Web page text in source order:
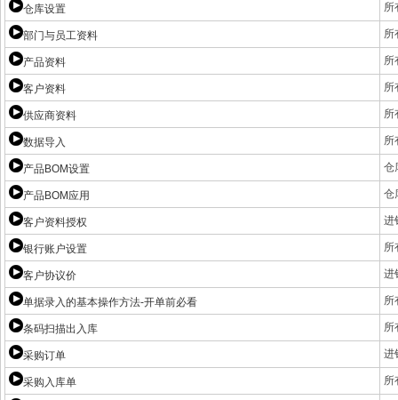
仓库设置 所
部门与员工资料 所
产品资料 所
客户资料 所
供应商资料 所
数据导入 所
产品BOM设置 仓
产品BOM应用 仓
客户资料授权 进
银行账户设置 所
客户协议价 进
单据录入的基本操作方法-开单前必看 所
条码扫描出入库 所
采购订单 进
采购入库单 所